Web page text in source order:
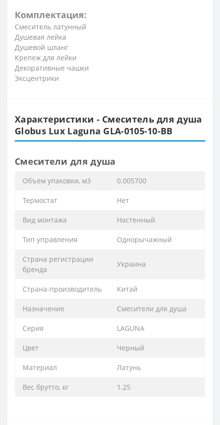
Комплектация:
Смеситель латунный
Душевая лейка
Душевой шланг
Крепеж для лейки
Декоративные чашки
Эксцентрики
Характеристики - Смеситель для душа
Globus Lux Laguna GLA-0105-10-BB
Смесители для душа
Объём упаковки, м3 0.005700
Термостат Нет
Вид монтажа Настенный
Тип управления Однорычажный
Страна регистрации
бренда
Украина
Страна-производитель Китай
Назначение Смесители для душа
Серия LAGUNA
Цвет Черный
Материал Латунь
Вес брутто, кг 1.25